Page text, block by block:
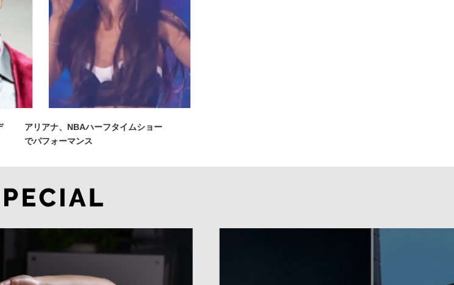
アリアナ、NBAハーフタイムショー
でパフォーマンス